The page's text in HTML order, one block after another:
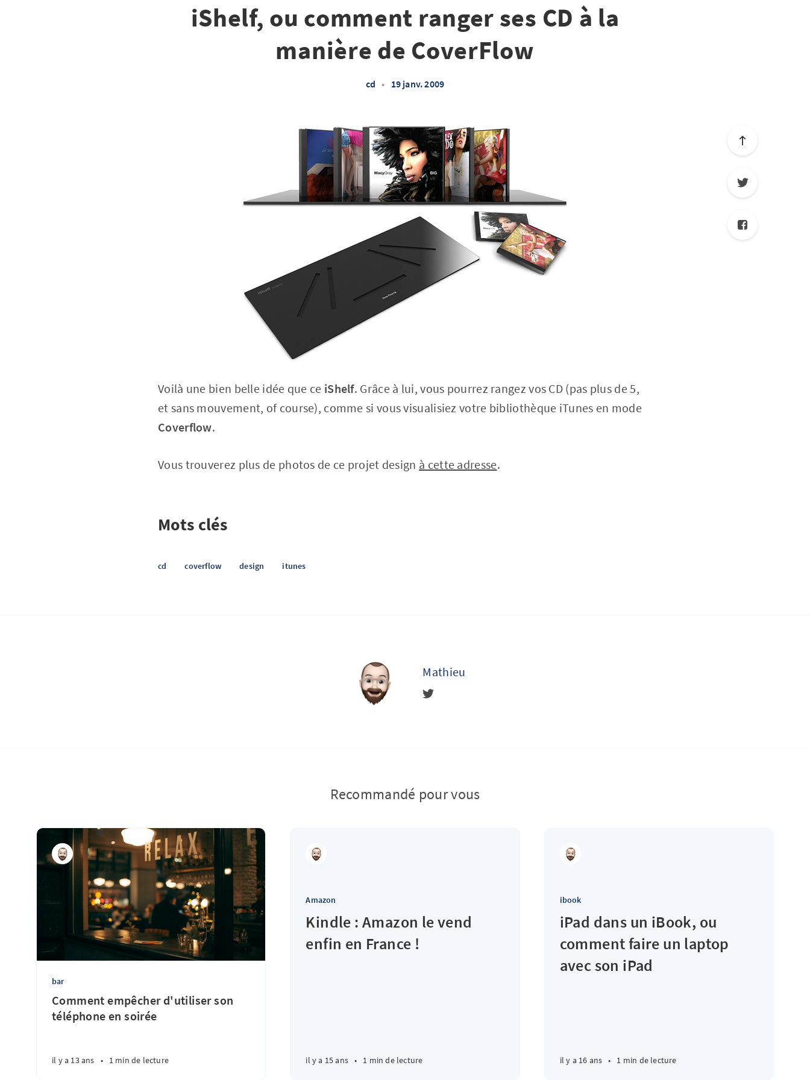
iShelf, ou comment ranger ses CD à la
manière de CoverFlow
cd • 19 janv. 2009
Voilà une bien belle idée que ce iShelf. Grâce à lui, vous pourrez rangez vos CD (pas plus de 5,
et sans mouvement, of course), comme si vous visualisiez votre bibliothèque iTunes en mode
Coverflow.
Vous trouverez plus de photos de ce projet design à cette adresse.
Mots clés
cd coverflow design itunes
Mathieu
Recommandé pour vous
bar
Comment empêcher d'utiliser son
téléphone en soirée
il y a 13 ans • 1 min de lecture
Amazon
Kindle : Amazon le vend
enfin en France !
il y a 15 ans • 1 min de lecture
ibook
iPad dans un iBook, ou
comment faire un laptop
avec son iPad
il y a 16 ans • 1 min de lecture